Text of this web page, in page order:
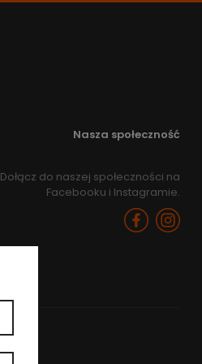
Nasza społeczność
Dołącz do naszej społeczności na
Facebooku i Instagramie.